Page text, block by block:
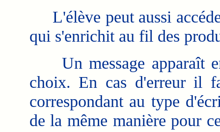
L'élève peut aussi
qui s'enrichit au fil des
Un message apparaît
choix. En cas d'erreur il
correspondant au type
de la même manière pour